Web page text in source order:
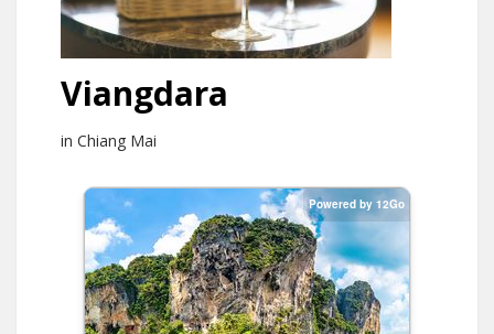
Viangdara
in Chiang Mai